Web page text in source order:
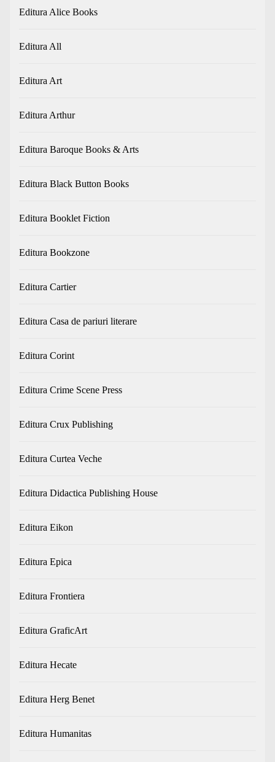
Editura Alice Books
Editura All
Editura Art
Editura Arthur
Editura Baroque Books & Arts
Editura Black Button Books
Editura Booklet Fiction
Editura Bookzone
Editura Cartier
Editura Casa de pariuri literare
Editura Corint
Editura Crime Scene Press
Editura Crux Publishing
Editura Curtea Veche
Editura Didactica Publishing House
Editura Eikon
Editura Epica
Editura Frontiera
Editura GraficArt
Editura Hecate
Editura Herg Benet
Editura Humanitas